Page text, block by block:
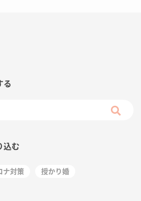
る
込む
ナ対策 授かり婚